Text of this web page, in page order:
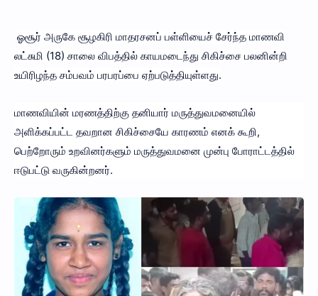
ஓசூர் அருகே சூழகிரி மாதரசனப் பள்ளியைச் சேர்ந்த மாணவி
லட்சுமி (18) சாலை விபத்தில் காயமடைந்து சிகிச்சை பலனின்றி
உயிரிழந்த சம்பவம் பரபரப்பை ஏற்படுத்தியுள்ளது.
மாணவியின் மரணத்திற்கு தனியார் மருத்துவமனையில்
அளிக்கப்பட்ட தவறான சிகிச்சையே காரணம் எனக் கூறி,
பெற்றோரும் உறவினர்களும் மருத்துவமனை முன்பு போராட்டத்தில்
ஈடுபட்டு வருகின்றனர்.